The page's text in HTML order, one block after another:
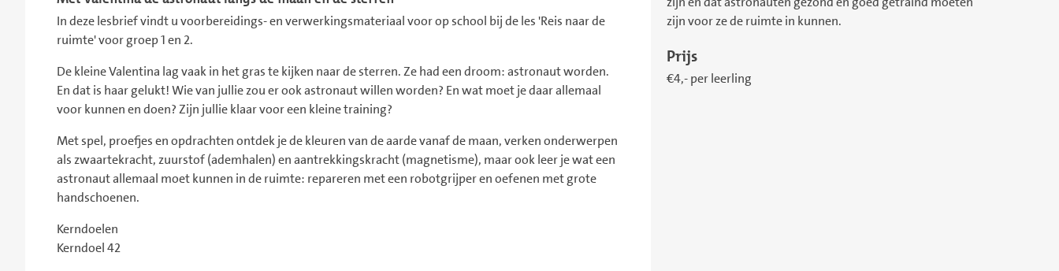
In deze lesbrief vindt u voorbereidings- en verwerkingsmateriaal voor op school bij de les 'Reis naar de
ruimte' voor groep 1 en 2.
De kleine Valentina lag vaak in het gras te kijken naar de sterren. Ze had een droom: astronaut worden.
En dat is haar gelukt! Wie van jullie zou er ook astronaut willen worden? En wat moet je daar allemaal
voor kunnen en doen? Zijn jullie klaar voor een kleine training?
Met spel, proefjes en opdrachten ontdek je de kleuren van de aarde vanaf de maan, verken onderwerpen
als zwaartekracht, zuurstof (ademhalen) en aantrekkingskracht (magnetisme), maar ook leer je wat een
astronaut allemaal moet kunnen in de ruimte: repareren met een robotgrijper en oefenen met grote
handschoenen.
Kerndoelen
Kerndoel 42
zijn voor ze de ruimte in kunnen.
Prijs
€4,- per leerling